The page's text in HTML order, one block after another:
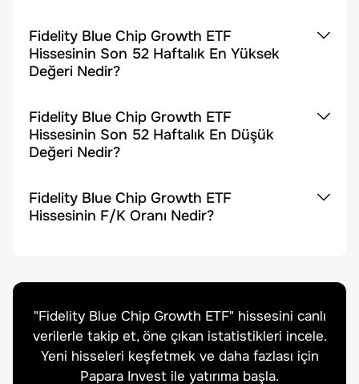
Fidelity Blue Chip Growth ETF
Hissesinin Son 52 Haftalık En Yüksek
Değeri Nedir?
Fidelity Blue Chip Growth ETF
Hissesinin Son 52 Haftalık En Düşük
Değeri Nedir?
Fidelity Blue Chip Growth ETF
Hissesinin F/K Oranı Nedir?
"Fidelity Blue Chip Growth ETF" hissesini canlı
verilerle takip et, öne çıkan istatistikleri incele.
Yeni hisseleri keşfetmek ve daha fazlası için
Papara Invest ile yatırıma başla.